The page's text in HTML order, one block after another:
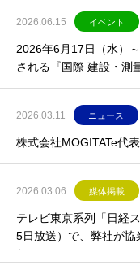
2026.06.15 イベント
2026年6月17日（水）
される『国際 建設・測
2026.03.11 ニュース
株式会社MOGITATe代
2026.03.06 媒体掲載
テレビ東京系列「日経
5日放送）で、弊社が
た。